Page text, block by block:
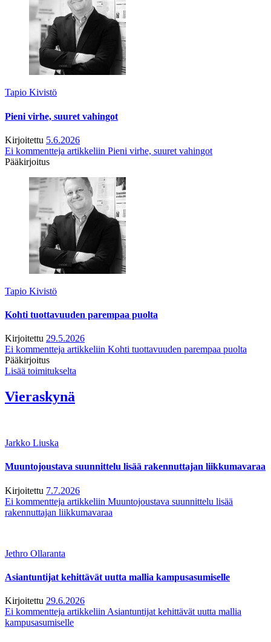
Tapio Kivistö
Pieni virhe, suuret vahingot
Kirjoitettu 5.6.2026
Ei kommentteja artikkeliin Pieni virhe, suuret vahingot
Pääkirjoitus
Tapio Kivistö
Kohti tuottavuuden parempaa puolta
Kirjoitettu 29.5.2026
Ei kommentteja artikkeliin Kohti tuottavuuden parempaa puolta
Pääkirjoitus
Lisää toimitukselta
Vieraskynä
Jarkko Liuska
Muuntojoustava suunnittelu lisää rakennuttajan liikkumavaraa
Kirjoitettu 7.7.2026
Ei kommentteja artikkeliin Muuntojoustava suunnittelu lisää
rakennuttajan liikkumavaraa
Jethro Ollaranta
Asiantuntijat kehittävät uutta mallia kampusasumiselle
Kirjoitettu 29.6.2026
Ei kommentteja artikkeliin Asiantuntijat kehittävät uutta mallia
kampusasumiselle